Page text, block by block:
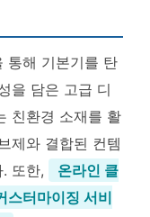
통해 기본기를 탄
을 담은 고급 디
친환경 소재를 활
제와 결합된 컨템
또한,
온라인 클
스터마이징 서비